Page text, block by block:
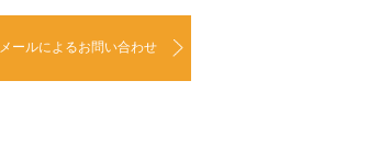
メールによるお問い合わせ